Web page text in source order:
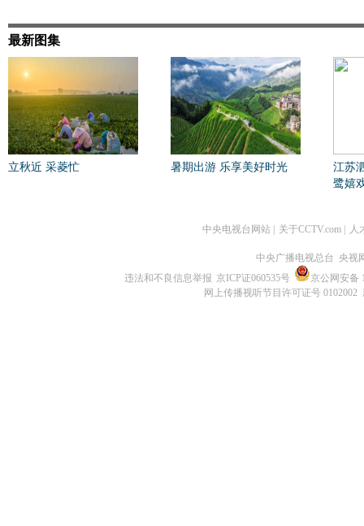
最新图集
立秋近 采菱忙 暑期出游 乐享美好时光
江苏
鹭嬉
中央电视台网站 关于CCTV.com 人
中央广播电视总台 央视
违法和不良信息举报 京ICP证060535号
京公网安备
网上传播视听节目许可证号 0102002